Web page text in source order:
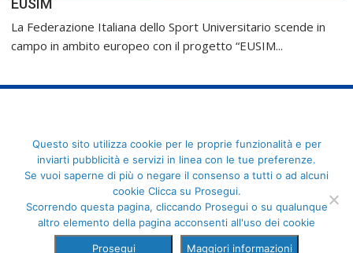
EUSIM
La Federazione Italiana dello Sport Universitario scende in
campo in ambito europeo con il progetto “EUSIM...
FederCUSI: Federazione Italiana dello Sport Universitario - Via
Angelo Brofferio, 7 - 00195 Roma - C.F. 80109270589
Questo sito utilizza cookie per le proprie funzionalità e per
inviarti pubblicità e servizi in linea con le tue preferenze.
Se vuoi saperne di più o negare il consenso a tutti o ad alcuni
cookie Clicca su Prosegui.
Scorrendo questa pagina, cliccando Prosegui o su qualunque
altro elemento della pagina acconsenti all'uso dei cookie
Prosegui Maggiori informazioni